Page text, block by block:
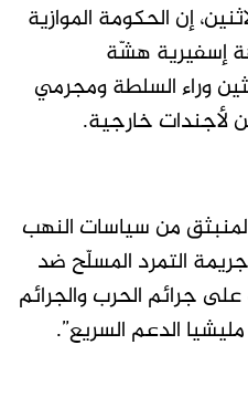
إن الحكومة الموازية
إسفيرية هشّة
وراء السلطة ومجرمي
لأجندات خارجية.
المنبثق من سياسات النهب
التمرد المسلّح ضد
على جرائم الحرب والجرائم
الدعم السريع”.